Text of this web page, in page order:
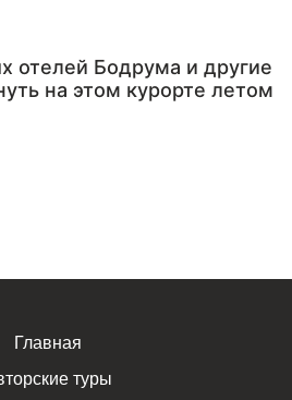
отелей Бодрума и другие
на этом курорте летом
Главная
туры